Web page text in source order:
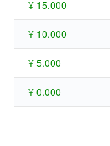
¥ 15.000
¥ 10.000
¥ 5.000
¥ 0.000